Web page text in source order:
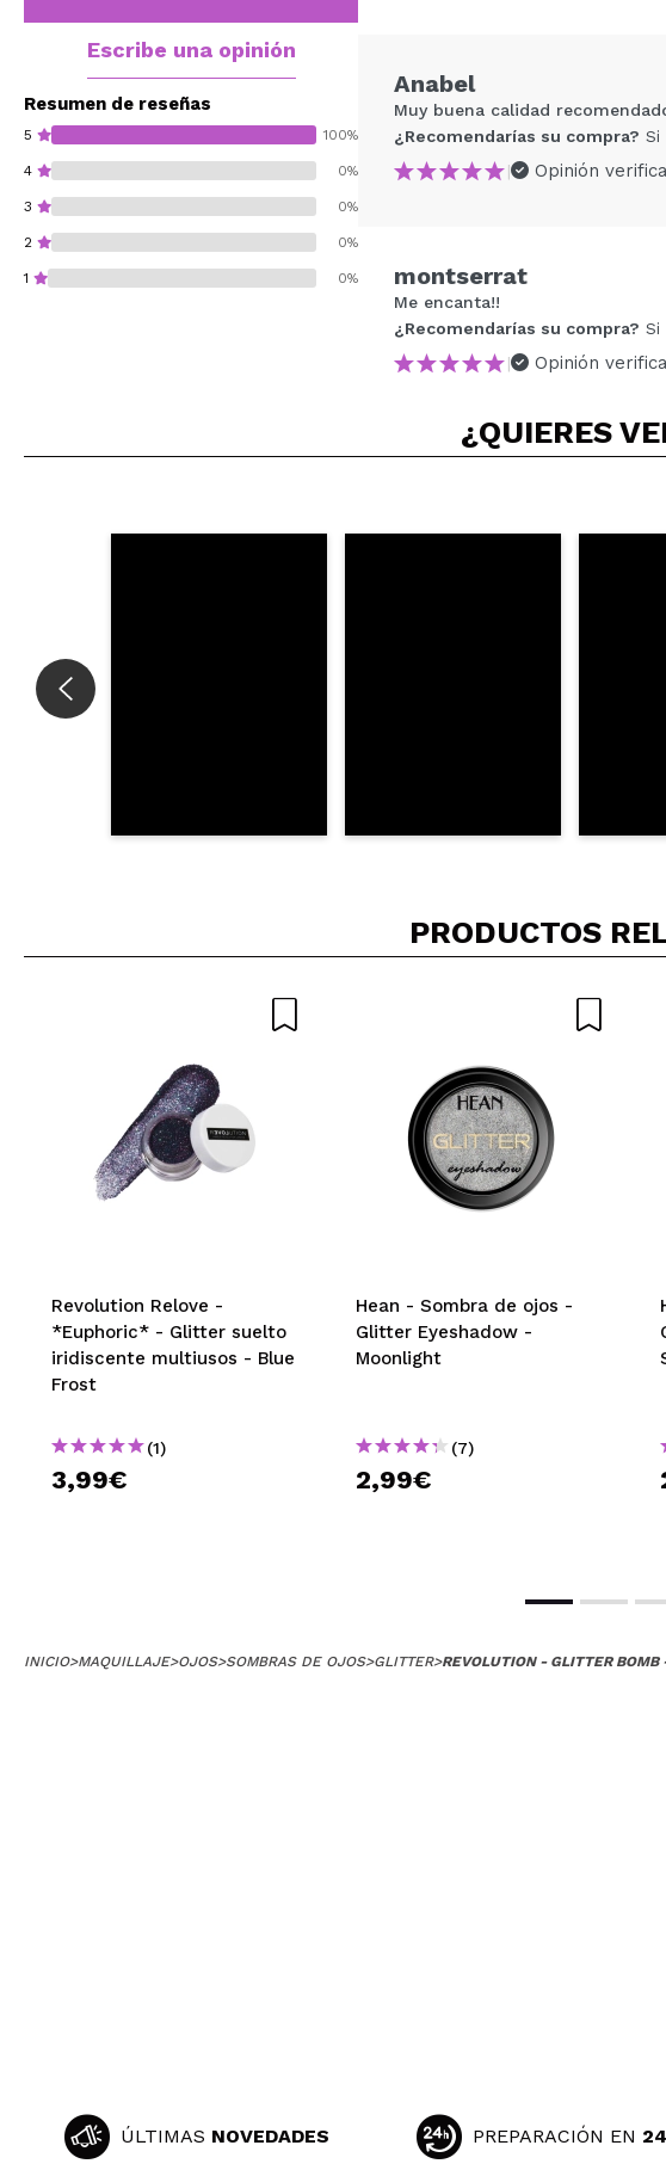
Escribe una opinión
Resumen de reseñas
5 100%
4 0%
3 0%
2 0%
1 0%
Tu vídeo
Anabel
Muy buena calidad
¿Recomendarías su compra? Si
|
Opinión
montserrat
Me encanta!!
¿Recomendarías su compra? Si
|
Opinión
¿QUIERES
PRODUCTOS
Revolution Relove -
*Euphoric* - Glitter suelto
iridiscente multiusos - Blue
Frost
(1)
3,99€
Hean - Sombra de ojos -
Glitter Eyeshadow -
Moonlight
(7)
2,99€
INICIO>MAQUILLAJE>OJOS>SOMBRAS DE OJOS>GLITTER>REVOLUTION - GLITTER BOMB
ÚLTIMAS NOVEDADES PREPARACIÓN EN